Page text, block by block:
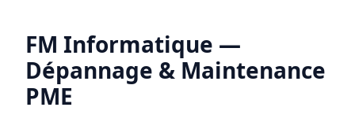
FM Informatique —
Dépannage & Maintenance
PME